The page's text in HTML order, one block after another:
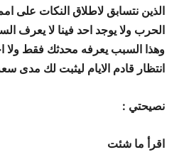
الذين نتسابق لاطلاق النكات على
الحرب ولا يوجد احد فينا لا يعرف
وهذا السبب يعرفه محدثك فقط
انتظار قادم الايام ليثبت لك مدى
نصيحتي :
اقرأ ما شئت